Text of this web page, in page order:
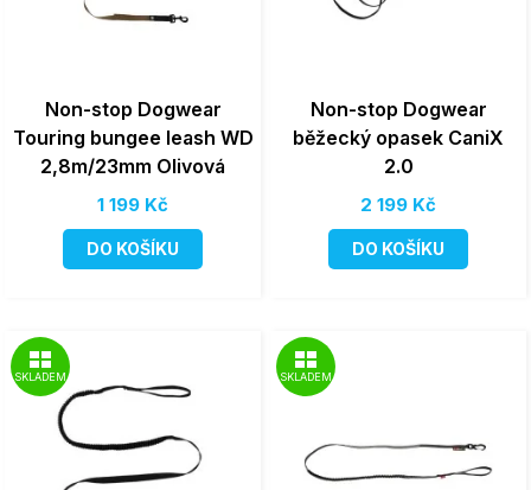
Non-stop Dogwear
Touring bungee leash WD
2,8m/23mm Olivová
1 199 Kč
DO KOŠÍKU
Non-stop Dogwear
běžecký opasek CaniX
2.0
2 199 Kč
DO KOŠÍKU
SKLADEM SKLADEM